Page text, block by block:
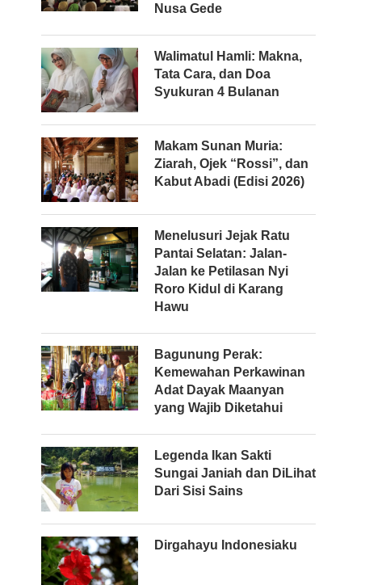
Nusa Gede
Walimatul Hamli: Makna,
Tata Cara, dan Doa
Syukuran 4 Bulanan
Makam Sunan Muria:
Ziarah, Ojek “Rossi”, dan
Kabut Abadi (Edisi 2026)
Menelusuri Jejak Ratu
Pantai Selatan: Jalan-
Jalan ke Petilasan Nyi
Roro Kidul di Karang
Hawu
Bagunung Perak:
Kemewahan Perkawinan
Adat Dayak Maanyan
yang Wajib Diketahui
Legenda Ikan Sakti
Sungai Janiah dan DiLihat
Dari Sisi Sains
Dirgahayu Indonesiaku